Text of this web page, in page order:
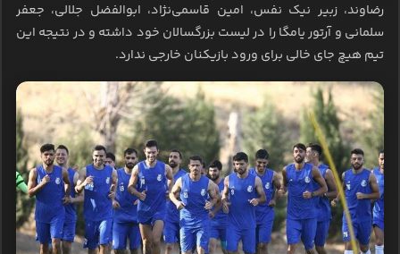
رضاوند، زبیر نیک نفس، امین قاسمی‌نژاد، ابوالفضل جلالی، جعفر
سلمانی و آرتور یامگا را در لیست بزرگسالان خود داشته و در نتیجه این
تیم هیچ جای خالی برای ورود بازیکنان خارجی ندارد.